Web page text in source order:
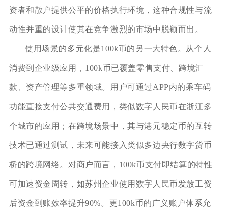
资者和散户提供公平的价格执行环境，这种合规性与流
动性并重的设计使其在竞争激烈的市场中脱颖而出。
使用场景的多元化是100k币的另一大特色。从个人
消费到企业级应用，100k币已覆盖零售支付、跨境汇
款、资产管理等多重领域。用户可通过APP内的乘车码
功能直接支付公共交通费用，类似数字人民币在浙江多
个城市的应用；在跨境场景中，其与港元稳定币的互转
技术已通过测试，未来可能接入类似多边央行数字货币
桥的跨境网络。对商户而言，100k币支付即结算的特性
可加速资金周转，如苏州企业使用数字人民币发放工资
后资金到账效率提升90%。更100k币的广义账户体系允